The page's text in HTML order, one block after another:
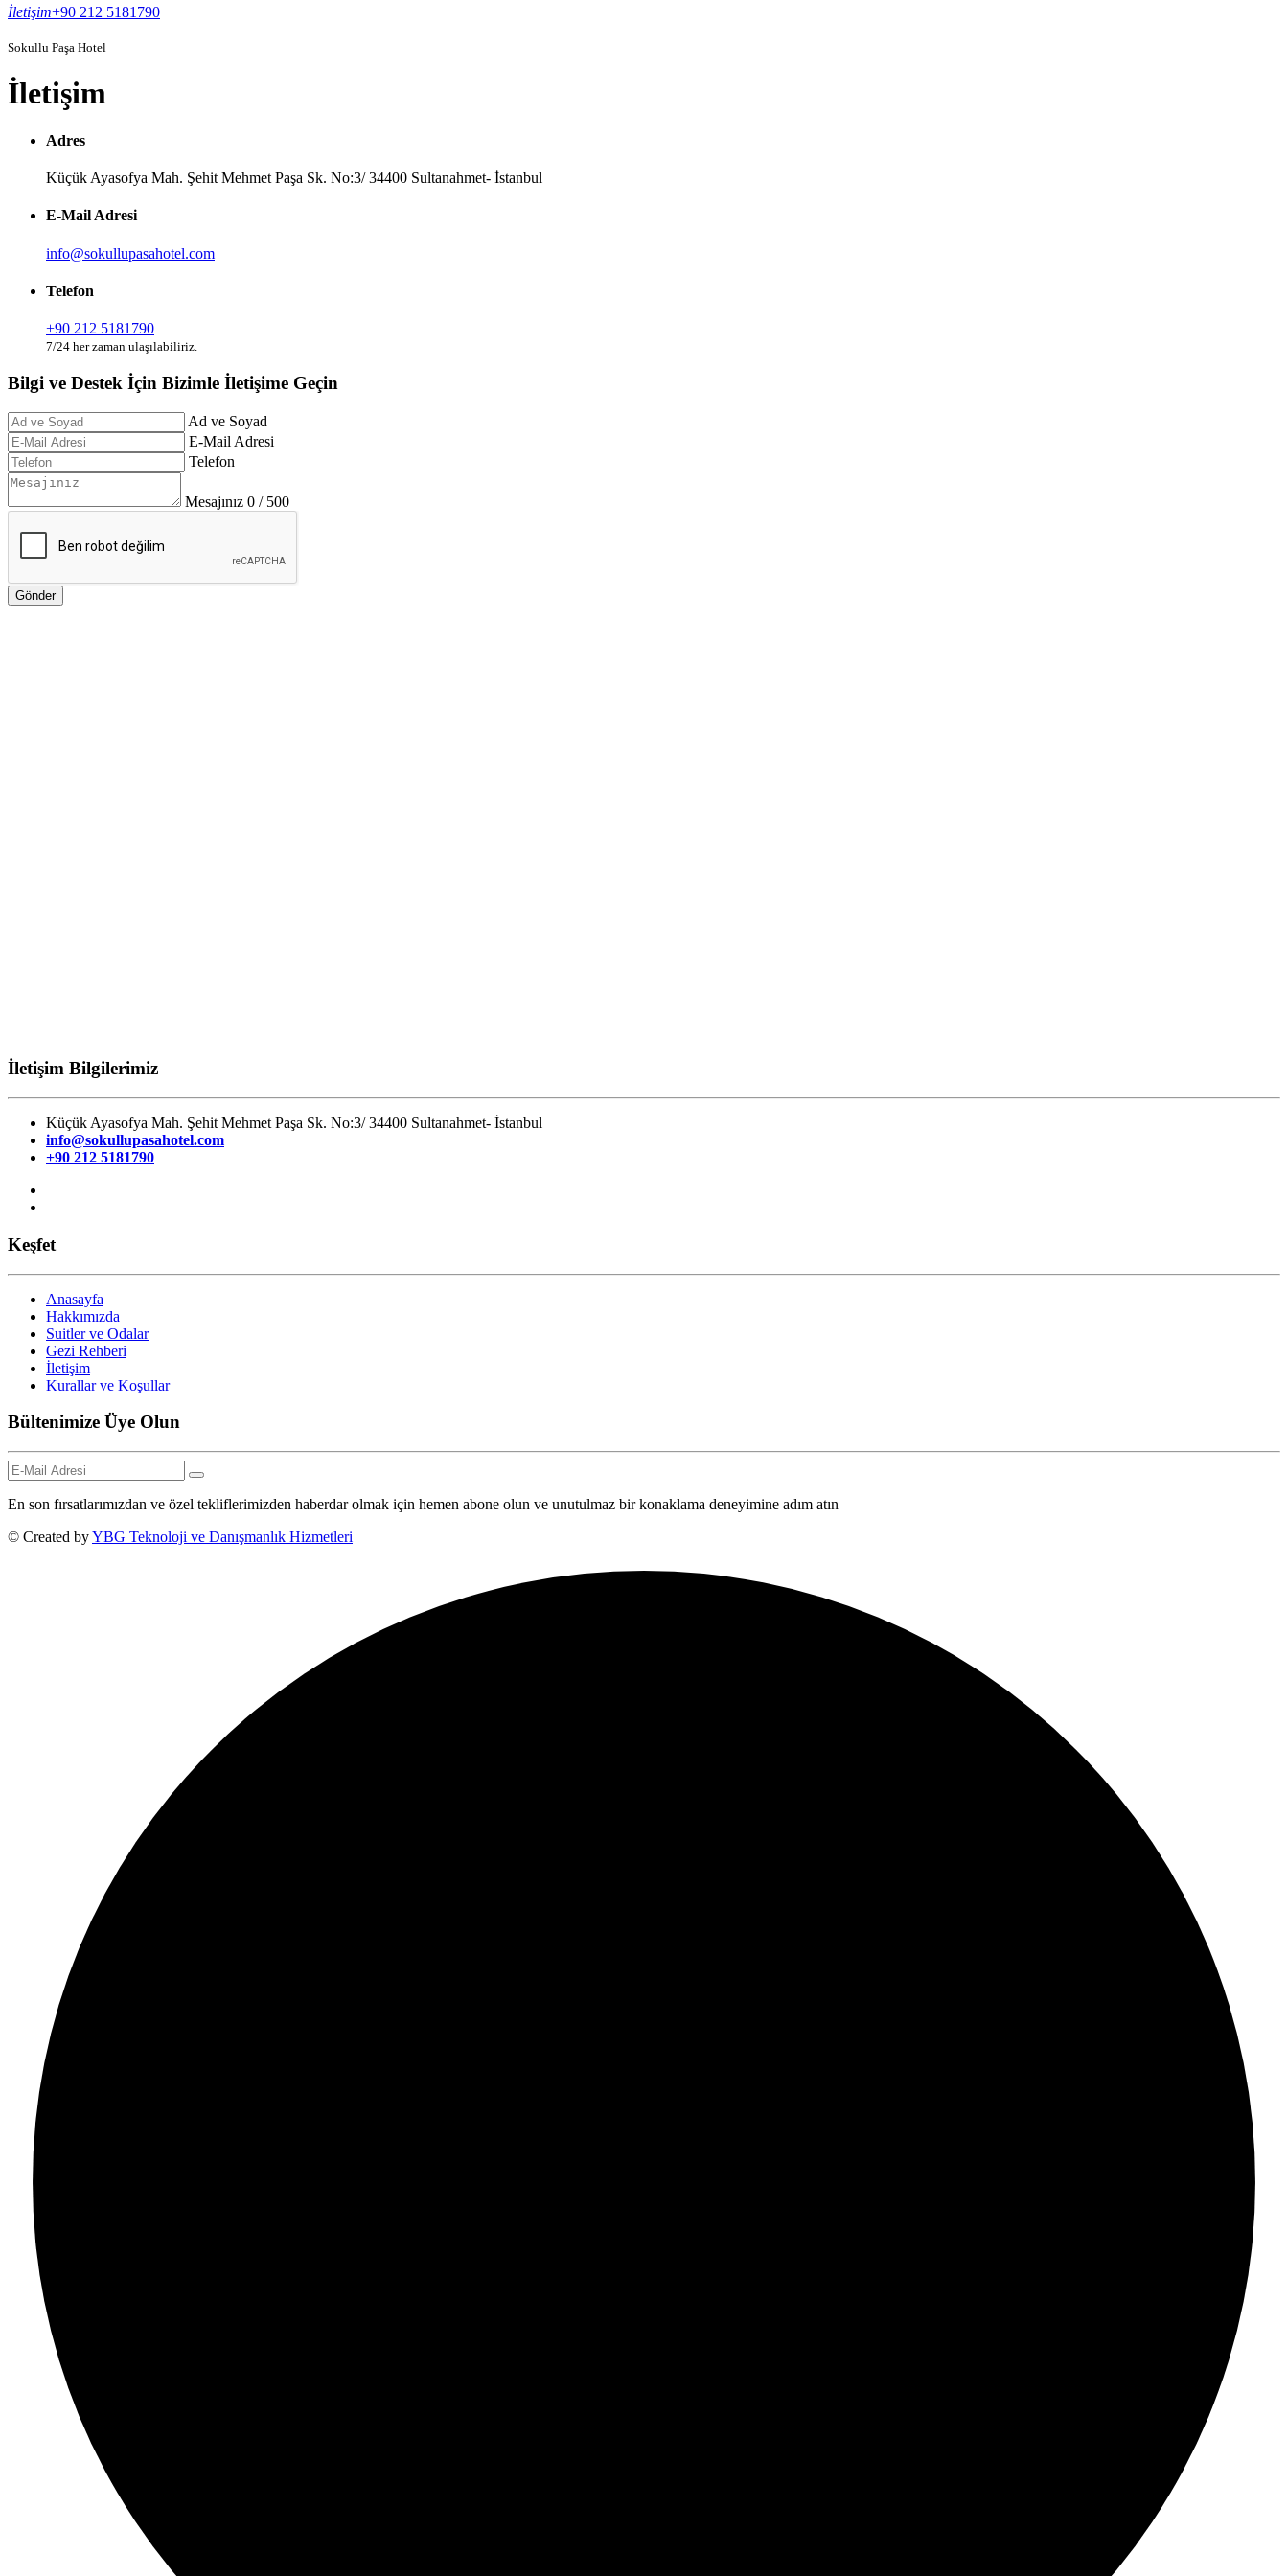
İletişim+90 212 5181790
Sokullu Paşa Hotel
İletişim
Adres
Küçük Ayasofya Mah. Şehit Mehmet Paşa Sk. No:3/ 34400 Sultanahmet- İstanbul
E-Mail Adresi
info@sokullupasahotel.com
Telefon
+90 212 5181790
7/24 her zaman ulaşılabiliriz.
Bilgi ve Destek İçin Bizimle İletişime Geçin
Ad ve Soyad
E-Mail Adresi
Telefon
Mesajınız 0 / 500
İletişim Bilgilerimiz
Küçük Ayasofya Mah. Şehit Mehmet Paşa Sk. No:3/ 34400 Sultanahmet- İstanbul
info@sokullupasahotel.com
+90 212 5181790
Keşfet
Anasayfa
Hakkımızda
Suitler ve Odalar
Gezi Rehberi
İletişim
Kurallar ve Koşullar
Bültenimize Üye Olun
En son fırsatlarımızdan ve özel tekliflerimizden haberdar olmak için hemen abone olun ve unutulmaz bir konaklama deneyimine adım atın
© Created byYBG Teknoloji ve Danışmanlık Hizmetleri